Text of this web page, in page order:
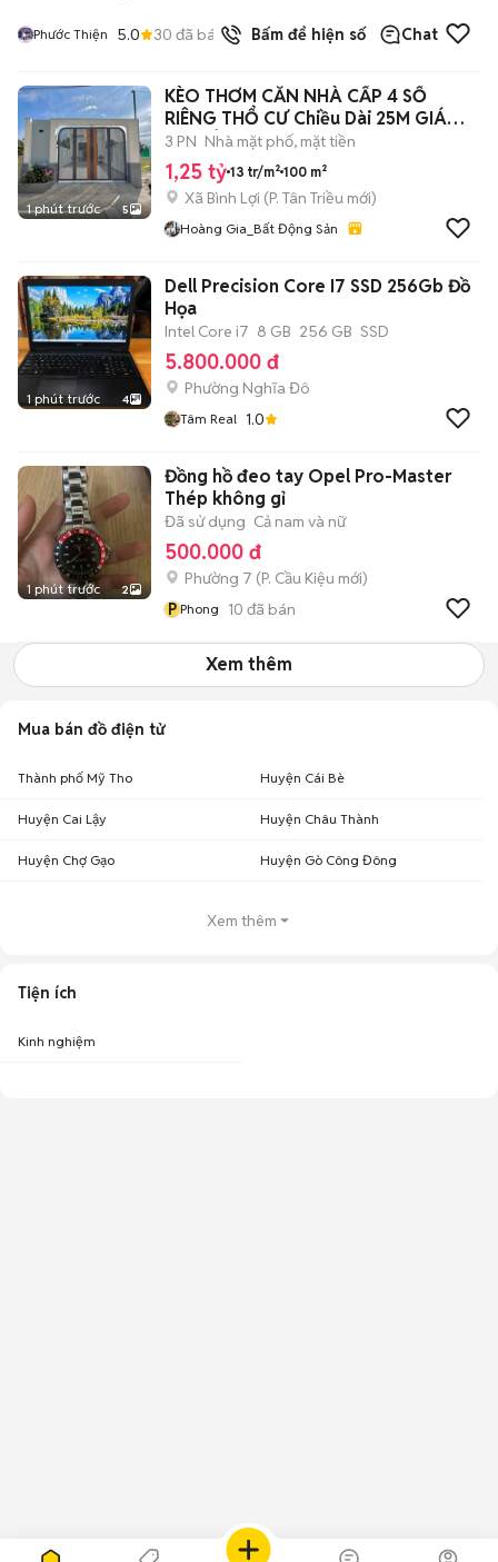
Phước Thiện 5.0 30 đã bán Bấm để hiện số Chat
1 phút trước 5
KÈO THƠM CĂN NHÀ CẤP 4 SỔ
RIÊNG THỔ CƯ Chiều Dài 25M GIÁ
1.25 TỶ
3 PN Nhà mặt phố, mặt tiền
1,25 tỷ 13 tr/m² 100 m²
Xã Bình Lợi (P. Tân Triều mới)
Hoàng Gia_Bất Động Sản
1 phút trước 4
Dell Precision Core I7 SSD 256Gb Đồ
Họa
Intel Core i7 8 GB 256 GB SSD
5.800.000 đ
Phường Nghĩa Đô
Tâm Real 1.0
1 phút trước 2
Đồng hồ đeo tay Opel Pro-Master
Thép không gỉ
Đã sử dụng Cả nam và nữ
500.000 đ
Phường 7 (P. Cầu Kiệu mới)
P Phong 10 đã bán
Xem thêm
Mua bán đồ điện tử
Thành phố Mỹ Tho Huyện Cái Bè
Huyện Cai Lậy Huyện Châu Thành
Huyện Chợ Gạo Huyện Gò Công Đông
Xem thêm
Tiện ích
Kinh nghiệm